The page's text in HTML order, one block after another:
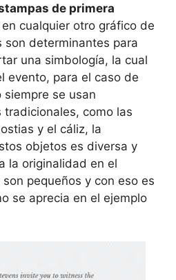
de primera
cualquier otro gráfico de
son determinantes para
una simbología, la cual
evento, para el caso de
se usan
tradicionales, como las
y el cáliz, la
objetos es diversa y
la originalidad en el
pequeños y con eso es
se aprecia en el ejemplo